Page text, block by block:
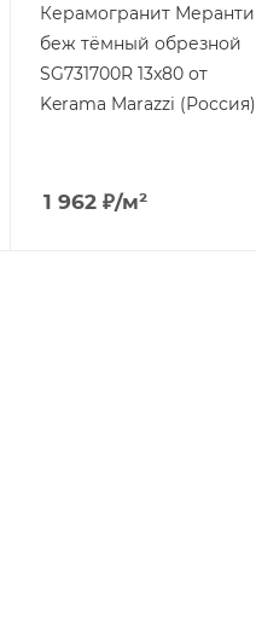
Керамогранит Меранти
беж тёмный обрезной
SG731700R 13x80 от
Kerama Marazzi (Россия)
1 962 ₽/м²